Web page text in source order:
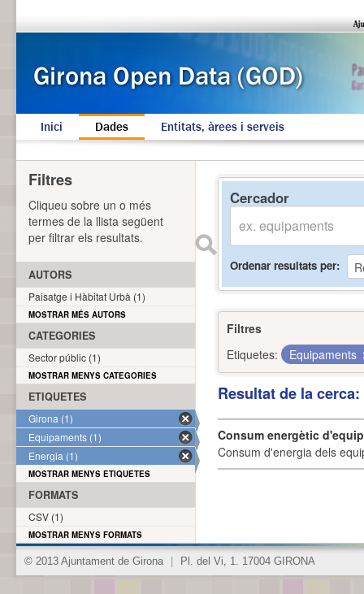
Inici Dades Entitats, àrees i serveis
Cercador
Ordenar resultats per
Filtres
Etiquetes:
Equipaments
Resultat de la
Consum energètic
Consum d'energia dels
Filtres
Cliqueu sobre un o més
termes de la llista següent
per filtrar els resultats.
AUTORS
Paisatge i Hàbitat Urbà (1)
MOSTRAR MÉS AUTORS
CATEGORIES
Sector públic (1)
MOSTRAR MENYS CATEGORIES
ETIQUETES
Girona (1)
Equipaments (1)
Energia (1)
MOSTRAR MENYS ETIQUETES
FORMATS
CSV (1)
MOSTRAR MENYS FORMATS
© 2013 Ajuntament de Girona Pl. del Vi, 1. 17004 GIRONA